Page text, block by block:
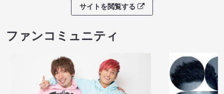
サイトを閲覧する
ファンコミュニティ